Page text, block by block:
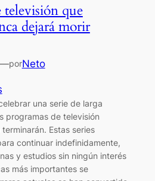
televisión que
dejará morir
porNeto
una serie de larga
programas de televisión
Estas series
continuar indefinidamente,
y estudios sin ningún interés
más importantes se